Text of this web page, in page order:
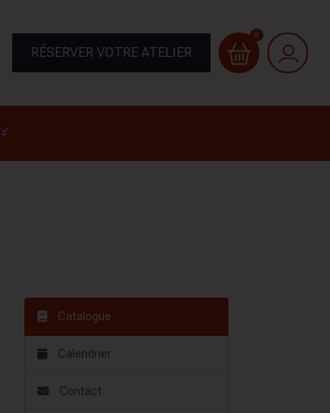
RÉSERVER VOTRE ATELIER
0
Catalogue
Calendrier
Contact